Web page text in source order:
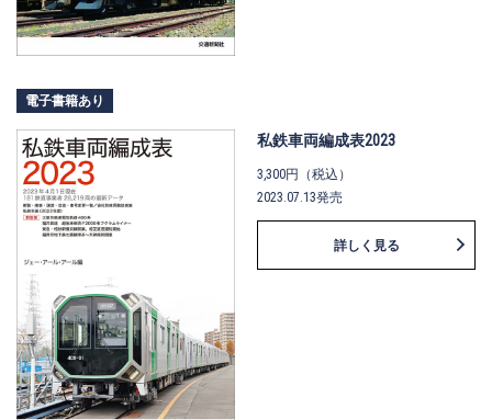
電子書籍あり
私鉄車両編成表2023
3,300円（税込）
2023.07.13発売
詳しく見る